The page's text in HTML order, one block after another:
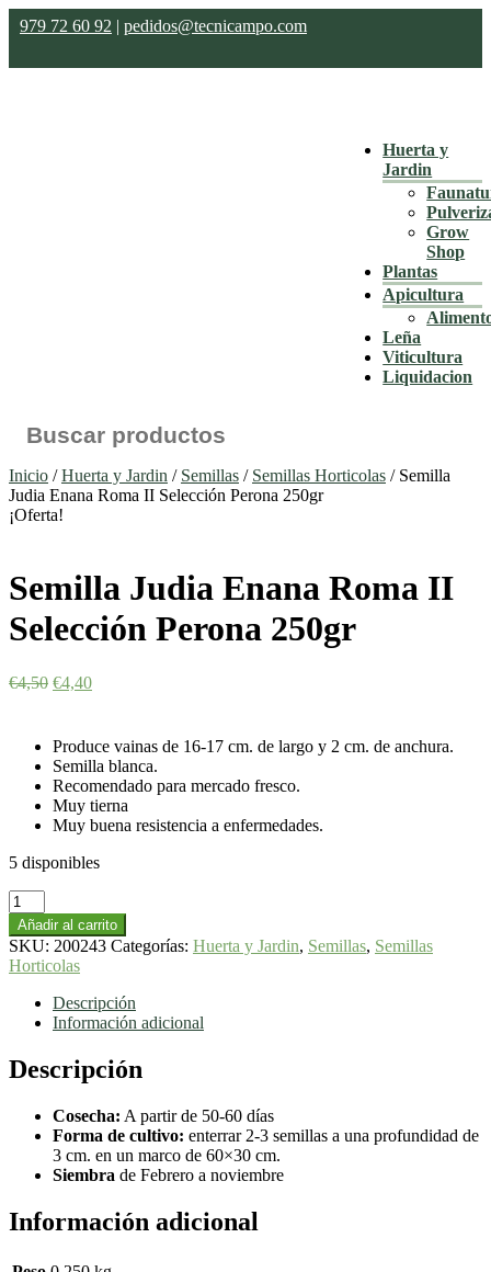
979 72 60 92 | pedidos@tecnicampo.com
Huerta y
Jardin
Grow
Shop
Plantas
Apicultura
Leña
Viticultura
Liquidacion
Inicio /Huerta y Jardin / Semillas / Semillas Horticolas / Semilla
Judia Enana Roma II Selección Perona 250gr
¡Oferta!
Semilla Judia Enana Roma II
Selección Perona 250gr
€4,50 €4,40
Produce vainas de 16-17 cm. de largo y 2 cm. de anchura.
Semilla blanca.
Recomendado para mercado fresco.
Muy tierna
Muy buena resistencia a enfermedades.
5 disponibles
Semilla
Judia
Enana
Roma
II
Selección
Perona
cantidad
Añadir al carrito
SKU: 200243 Categorías: Huerta y Jardin, Semillas, Semillas
Horticolas
Descripción
Información adicional
Descripción
Cosecha: A partir de 50-60 días
Forma de cultivo: enterrar 2-3 semillas a una profundidad de
3 cm. en un marco de 60×30 cm.
Siembra de Febrero a noviembre
Información adicional